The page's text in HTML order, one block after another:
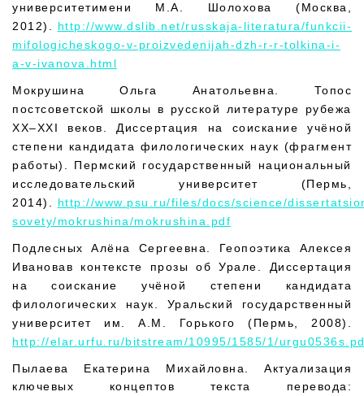
университетимени М.А. Шолохова (Москва,
2012). http://www.dslib.net/russkaja-literatura/funkcii-
mifologicheskogo-v-proizvedenijah-dzh-r-r-tolkina-i-
a-v-ivanova.html
Мокрушина Ольга Анатольевна. Топос
постсоветской школы в русской литературе рубежа
XX–XXI веков. Диссертация на соискание учёной
степени кандидата филологических наук (фрагмент
работы). Пермский государственный национальный
исследовательский университет (Пермь,
2014). http://www.psu.ru/files/docs/science/
sovety/mokrushina/mokrushina.pdf
Подлесных Алёна Сергеевна. Геопоэтика Алексея
Ивановав контексте прозы об Урале. Диссертация
на соискание учёной степени кандидата
филологических наук. Уральский государственный
университет им. А.М. Горького (Пермь, 2008).
http://elar.urfu.ru/bitstream/10995/1585/1/
Пылаева Екатерина Михайловна. Актуализация
ключевых концептов текста перевода: